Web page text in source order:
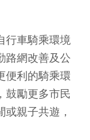
行車騎乘環境
路網改善及公
便利的騎乘環
鼓勵更多市民
親子共遊，